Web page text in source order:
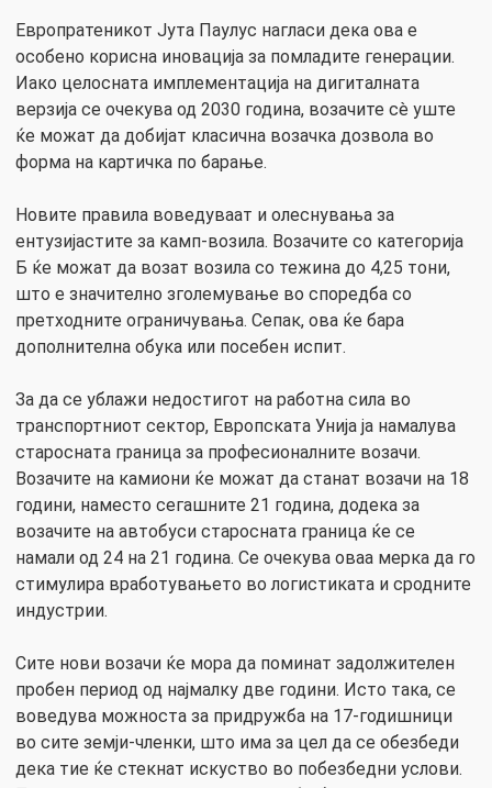
Европратеникот Јута Паулус нагласи дека ова е
особено корисна иновација за помладите генерации.
Иако целосната имплементација на дигиталната
верзија се очекува од 2030 година, возачите сè уште
ќе можат да добијат класична возачка дозвола во
форма на картичка по барање.
Новите правила воведуваат и олеснувања за
ентузијастите за камп-возила. Возачите со категорија
Б ќе можат да возат возила со тежина до 4,25 тони,
што е значително зголемување во споредба со
претходните ограничувања. Сепак, ова ќе бара
дополнителна обука или посебен испит.
За да се ублажи недостигот на работна сила во
транспортниот сектор, Европската Унија ја намалува
старосната граница за професионалните возачи.
Возачите на камиони ќе можат да станат возачи на 18
години, наместо сегашните 21 година, додека за
возачите на автобуси старосната граница ќе се
намали од 24 на 21 година. Се очекува оваа мерка да го
стимулира вработувањето во логистиката и сродните
индустрии.
Сите нови возачи ќе мора да поминат задолжителен
пробен период од најмалку две години. Исто така, се
воведува можноста за придружба на 17-годишници
во сите земји-членки, што има за цел да се обезбеди
дека тие ќе стекнат искуство во побезбедни услови.